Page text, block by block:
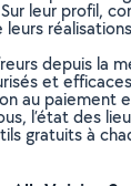
leur profil,
depuis la
et
au paiement
l’état des
gratuits à